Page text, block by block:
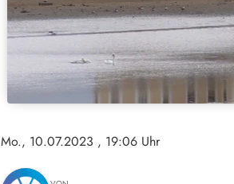
Mo., 10.07.2023 , 19:06 Uhr